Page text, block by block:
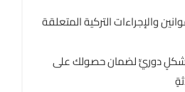
والإجراءات التركية المتعلقة
بشكلٍ دوريٍّ لضمان حصولك على